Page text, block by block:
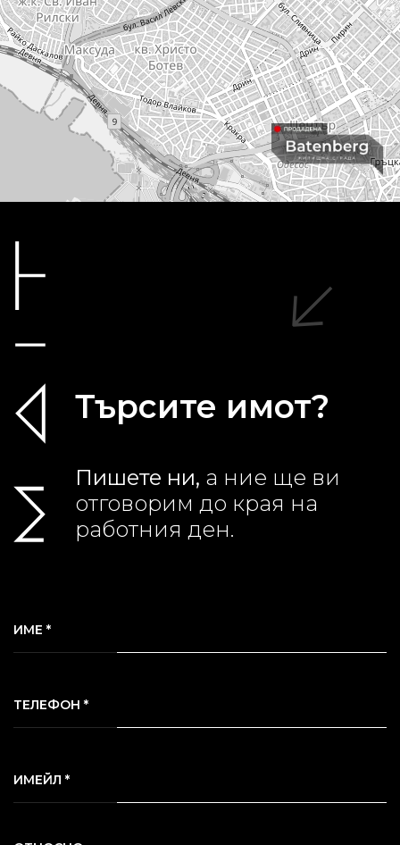
Търсите имот?
Пишете ни, а ние ще ви
отговорим до края на
работния ден.
ИМЕ *
ТЕЛЕФОН *
ИМЕЙЛ *